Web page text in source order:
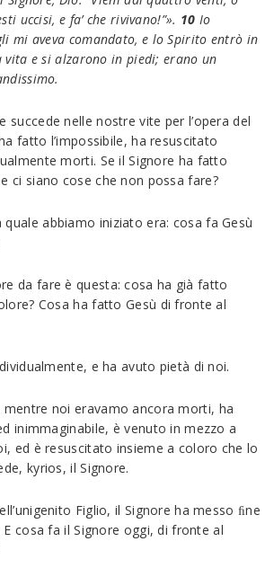
uccisi, e fa’ che rivivano!”». 10 Io
mi aveva comandato, e lo Spirito entrò in
e si alzarono in piedi; erano un
succede nelle nostre vite per l’opera del
fatto l’impossibile, ha resuscitato
morti. Se il Signore ha fatto
ci siano cose che non possa fare?
abbiamo iniziato era: cosa fa Gesù
da fare è questa: cosa ha già fatto
Cosa ha fatto Gesù di fronte al
e ha avuto pietà di noi.
mentre noi eravamo ancora morti, ha
inimmaginabile, è venuto in mezzo a
ed è resuscitato insieme a coloro che lo
kyrios, il Signore.
Figlio, il Signore ha messo ﬁne
cosa fa il Signore oggi, di fronte al